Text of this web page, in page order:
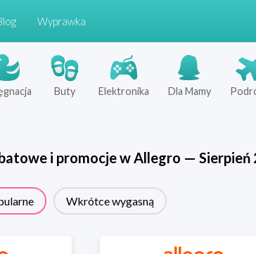
Wyprawka
Buty Elektronika Dla Mamy
i promocje wAllegro — Sierpień
Wkrótce wygasną